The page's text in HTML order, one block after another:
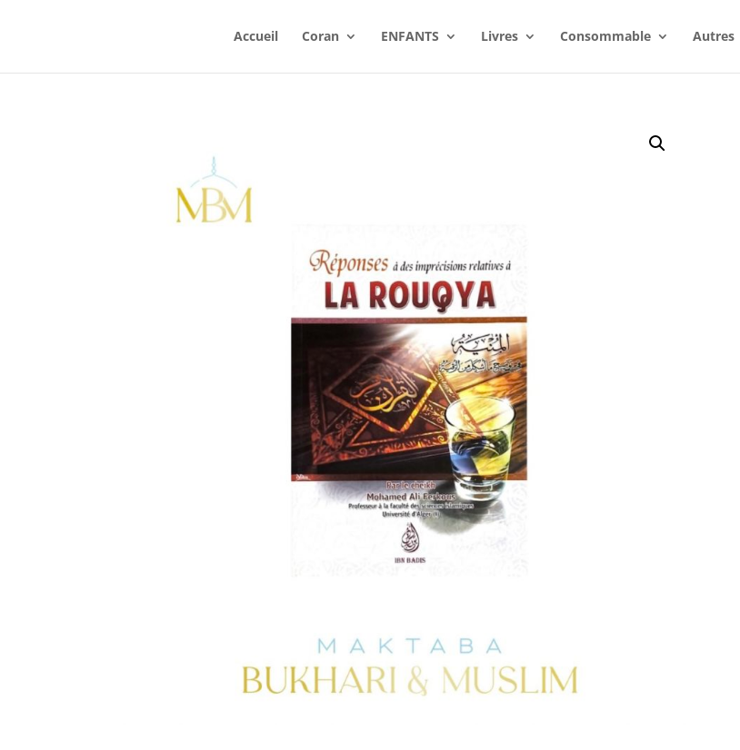
Accueil Coran ENFANTS Livres Consommable Autres